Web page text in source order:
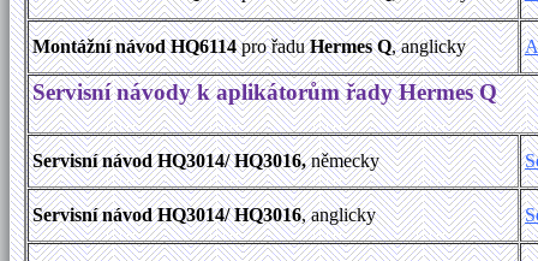
Montážní návod HQ6114pro řaduHermes Q, anglicky
Servisní návody k aplikátorům řady Hermes Q
Servisní návod HQ3014/ HQ3016,německy
Servisní návod HQ3014/ HQ3016, anglicky